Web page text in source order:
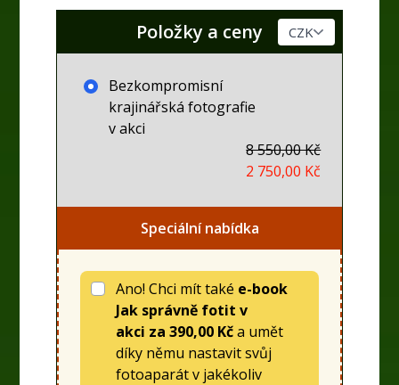
Položky a ceny
Bezkompromisní
krajinářská fotografie
v akci
8 550,00 Kč
2 750,00 Kč
Speciální nabídka
Ano! Chci mít také e-book
Jak správně fotit v
akci za 390,00 Kča umět
díky němu nastavit svůj
fotoaparát v jakékoliv